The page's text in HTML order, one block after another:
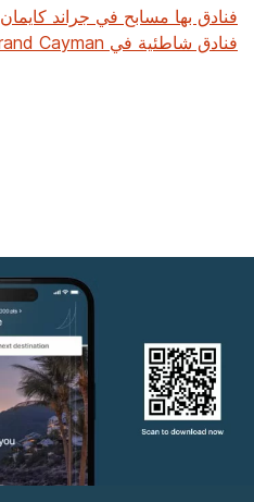
فنادق بها مسابح في جراند كايمان
فنادق شاطئية في Grand Cayman